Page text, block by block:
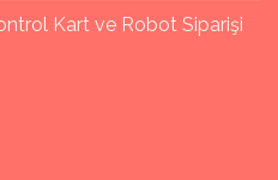
Kart ve Robot Siparişi